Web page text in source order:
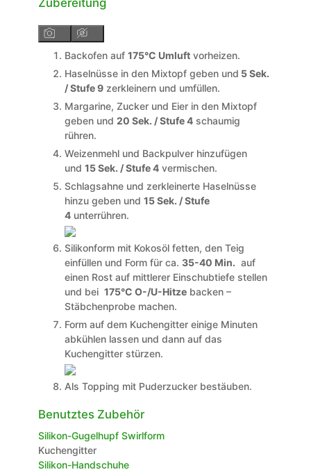
Backofen auf 175°C Umluftvorheizen.
Haselnüsse in den Mixtopf geben und 5 Sek.
/ Stufe 9zerkleinern und umfüllen.
Margarine, Zucker und Eier in den Mixtopf
geben und 20 Sek. / Stufe 4schaumig
rühren.
Weizenmehl und Backpulver hinzufügen
und 15 Sek. / Stufe 4vermischen.
Schlagsahne und zerkleinerte Haselnüsse
hinzu geben und 15 Sek. / Stufe
4unterrühren.
Silikonform mit Kokosöl fetten, den Teig
einfüllen und Form für ca. 35-40 Min. auf
einen Rost auf mittlerer Einschubtiefe stellen
und bei 175°C O-/U-Hitzebacken –
Stäbchenprobe machen.
Form auf dem Kuchengitter einige Minuten
abkühlen lassen und dann auf das
Kuchengitter stürzen.
Als Topping mit Puderzucker bestäuben.
Benutztes Zubehör
Silikon-Gugelhupf Swirlform
Kuchengitter
Silikon-Handschuhe